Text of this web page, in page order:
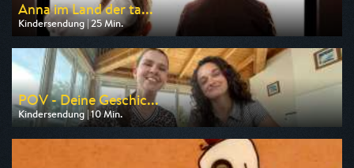
Anna im Land der ta...
Kindersendung | 25 Min.
Ausgestrahlt von ARD
am 08.08.2026, 07:15
POV - Deine Geschic...
Kindersendung | 10 Min.
Ausgestrahlt von ARD
am 08.08.2026, 08:45